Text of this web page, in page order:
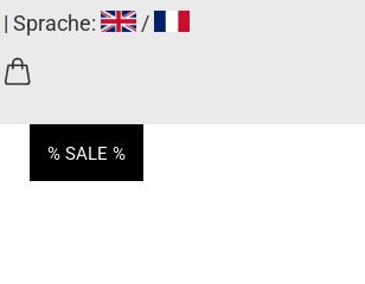
| Sprache: /
% SALE %